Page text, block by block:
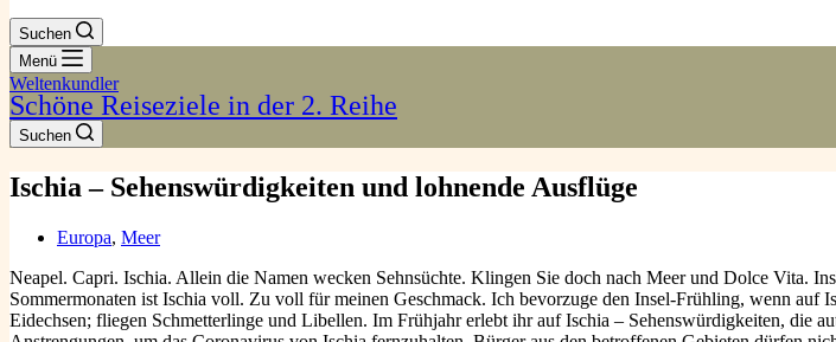
Suchen
Menü
Weltenkundler
Schöne Reiseziele in der 2. Reihe
Suchen
Ischia – Sehenswürdigkeiten und lohnende Ausflüge
Europa, Meer
Neapel. Capri. Ischia. Allein die Namen wecken Sehnsüchte. Klingen Sie doch nach Meer und Dolce Vita.
Sommermonaten ist Ischia voll. Zu voll für meinen Geschmack. Ich bevorzuge den Insel-Frühling, wenn
Eidechsen; fliegen Schmetterlinge und Libellen. Im Frühjahr erlebt ihr auf Ischia – Sehenswürdigkeiten, die